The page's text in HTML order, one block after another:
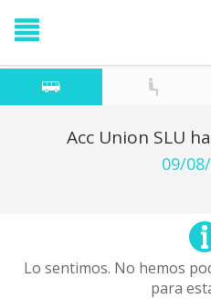
Acc Union SLU
09/
Lo sentimos. No hemos
para